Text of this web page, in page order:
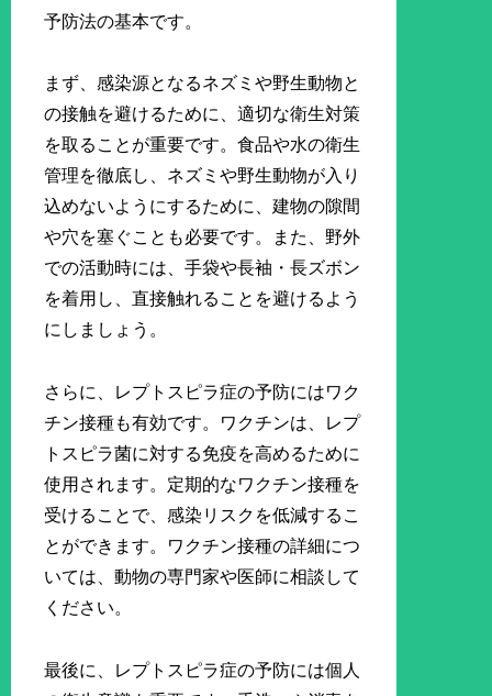
予防法の基本です。
まず、感染源となるネズミや野生動物と
の接触を避けるために、適切な衛生対策
を取ることが重要です。食品や水の衛生
管理を徹底し、ネズミや野生動物が入り
込めないようにするために、建物の隙間
や穴を塞ぐことも必要です。また、野外
での活動時には、手袋や長袖・長ズボン
を着用し、直接触れることを避けるよう
にしましょう。
さらに、レプトスピラ症の予防にはワク
チン接種も有効です。ワクチンは、レプ
トスピラ菌に対する免疫を高めるために
使用されます。定期的なワクチン接種を
受けることで、感染リスクを低減するこ
とができます。ワクチン接種の詳細につ
いては、動物の専門家や医師に相談して
ください。
最後に、レプトスピラ症の予防には個人